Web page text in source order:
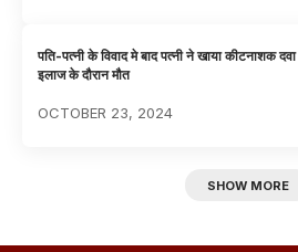
पति-पत्नी के विवाद मे बाद पत्नी ने खाया कीटनाशक दवा
इलाज के दौरान मौत
OCTOBER 23, 2024
SHOW MORE